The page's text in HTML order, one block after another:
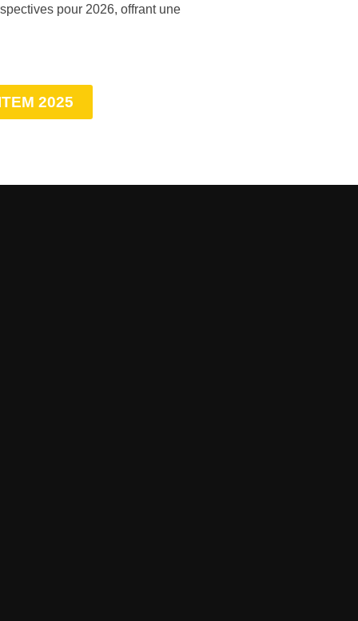
pour 2026, offrant une
2025